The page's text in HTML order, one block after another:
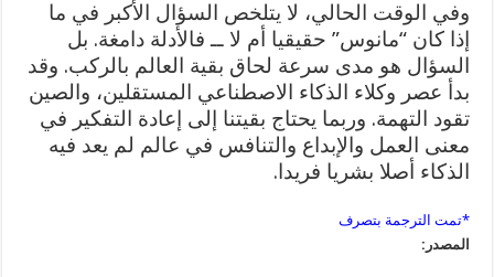
وفي الوقت الحالي، لا يتلخص السؤال الأكبر في ما
إذا كان “مانوس” حقيقيا أم لا ــ فالأدلة دامغة. بل
السؤال هو مدى سرعة لحاق بقية العالم بالركب. وقد
بدأ عصر وكلاء الذكاء الاصطناعي المستقلين، والصين
تقود التهمة. وربما يحتاج بقيتنا إلى إعادة التفكير في
معنى العمل والإبداع والتنافس في عالم لم يعد فيه
الذكاء أصلا بشريا فريدا.
*تمت الترجمة بتصرف
المصدر: